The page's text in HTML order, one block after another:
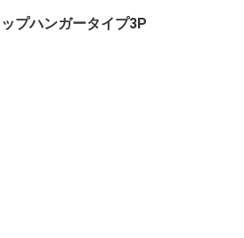
プハンガータイプ3P